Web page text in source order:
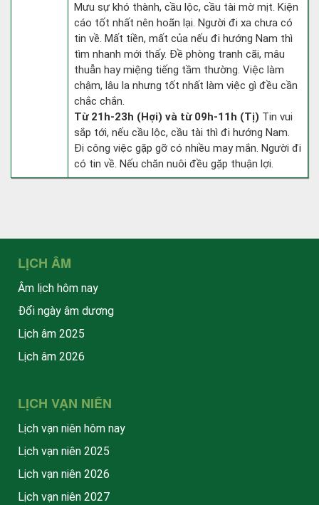
Mưu sự khó thành, cầu lộc, cầu tài mờ mịt. Kiện
cáo tốt nhất nên hoãn lại. Người đi xa chưa có
tin về. Mất tiền, mất của nếu đi hướng Nam thì
tìm nhanh mới thấy. Đề phòng tranh cãi, mâu
thuẫn hay miệng tiếng tầm thường. Việc làm
chậm, lâu la nhưng tốt nhất làm việc gì đều cần
chắc chắn.
Từ 21h-23h (Hợi) và từ 09h-11h (Tị) Tin vui
sắp tới, nếu cầu lộc, cầu tài thì đi hướng Nam.
Đi công việc gặp gỡ có nhiều may mắn. Người đi
có tin về. Nếu chăn nuôi đều gặp thuận lợi.
LỊCH ÂM
Âm lịch hôm nay
Đổi ngày âm dương
Lịch âm 2025
Lịch âm 2026
LỊCH VẠN NIÊN
Lịch vạn niên hôm nay
Lịch vạn niên 2025
Lịch vạn niên 2026
Lịch vạn niên 2027